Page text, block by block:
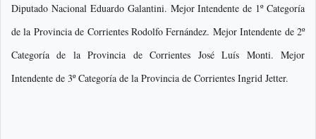
Diputado Nacional Eduardo Galantini. Mejor Intendente de 1º Categoría
de la Provincia de Corrientes Rodolfo Fernández. Mejor Intendente de 2º
Categoría de la Provincia de Corrientes José Luís Monti. Mejor
Intendente de 3º Categoría de la Provincia de Corrientes Ingrid Jetter.